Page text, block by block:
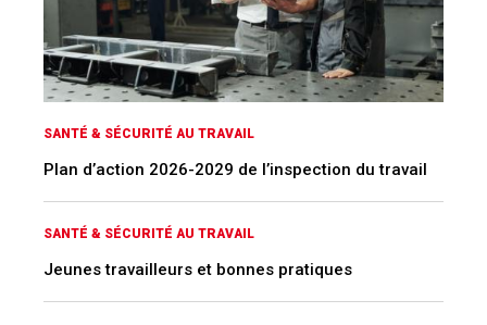
SANTÉ & SÉCURITÉ AU TRAVAIL
Plan d’action 2026-2029 de l’inspection du travail
SANTÉ & SÉCURITÉ AU TRAVAIL
Jeunes travailleurs et bonnes pratiques